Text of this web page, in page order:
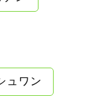
ュワン